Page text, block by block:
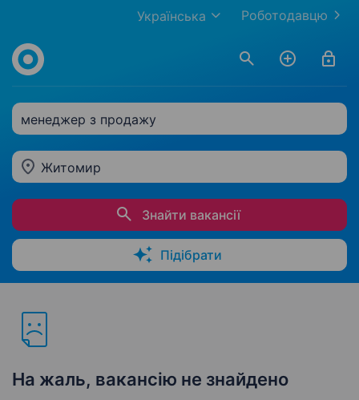
Роботодавцю
Українська
менеджер з продажу
Житомир
Знайти вакансії
Підібрати
На жаль, вакансію не знайдено